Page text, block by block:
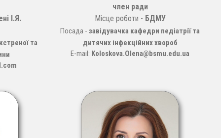
І.Я.
та
член ради
Місце роботи - БДМУ
Посада - завідувачка кафедри педіатрії та
дитячих інфекційних хвороб
E-mail: Koloskova.Olena@bsmu.edu.ua